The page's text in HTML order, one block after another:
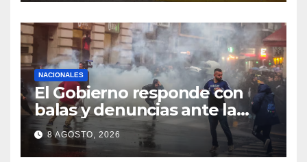
NACIONALES
El Gobierno responde con
balas y denuncias ante la
protesta
8 AGOSTO, 2026